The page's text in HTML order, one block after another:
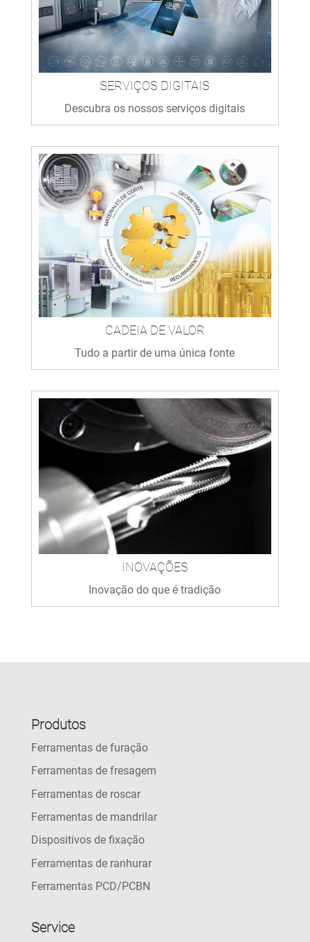
SERVIÇOS DIGITAIS
Descubra os nossos serviços digitais
CADEIA DE VALOR
Tudo a partir de uma única fonte
INOVAÇÕES
Inovação do que é tradição
Produtos
Ferramentas de furação
Ferramentas de fresagem
Ferramentas de roscar
Ferramentas de mandrilar
Dispositivos de fixação
Ferramentas de ranhurar
Ferramentas PCD/PCBN
Service